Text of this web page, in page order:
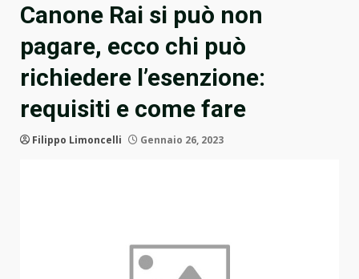
Canone Rai si può non
pagare, ecco chi può
richiedere l’esenzione:
requisiti e come fare
Filippo Limoncelli Gennaio 26, 2023